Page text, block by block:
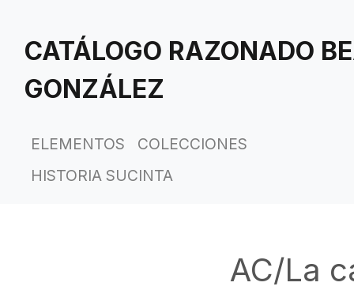
contenido
CATÁLOGO RAZONADO
GONZÁLEZ
ELEMENTOS
COLECCIONES
HISTORIA SUCINTA
AC/La